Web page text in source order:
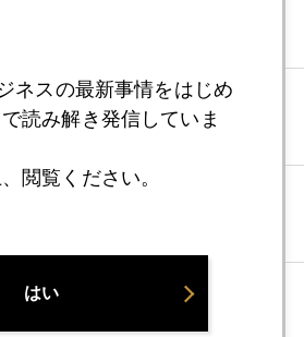
割れ
視野
ネスの最新事情をはじめ
読み解き発信していま
閲覧ください。
はい